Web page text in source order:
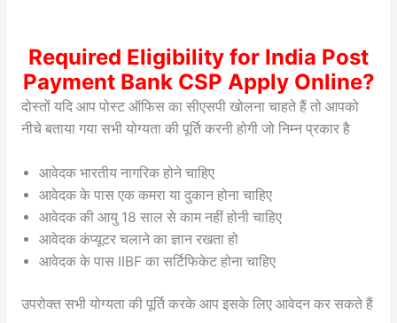
Required Eligibility for India Post
Payment Bank CSP Apply Online?
दोस्तों यदि आप पोस्ट ऑफिस का सीएसपी खोलना चाहते हैं तो आपको
नीचे बताया गया सभी योग्यता की पूर्ति करनी होगी जो निम्न प्रकार है
आवेदक भारतीय नागरिक होने चाहिए
आवेदक के पास एक कमरा या दुकान होना चाहिए
आवेदक की आयु 18 साल से काम नहीं होनी चाहिए
आवेदक कंप्यूटर चलाने का ज्ञान रखता हो
आवेदक के पास IIBF का सर्टिफिकेट होना चाहिए
उपरोक्त सभी योग्यता की पूर्ति करके आप इसके लिए आवेदन कर सकते हैं